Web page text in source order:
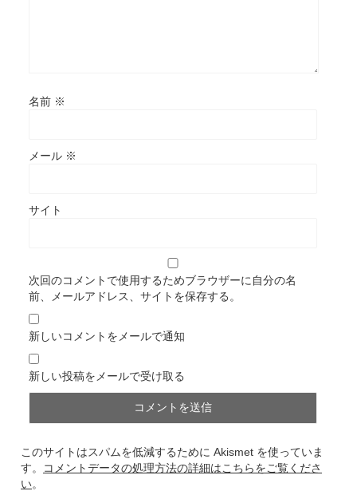
名前 ※
メール ※
サイト
次回のコメントで使用するためブラウザーに自分の名
前、メールアドレス、サイトを保存する。
新しいコメントをメールで通知
新しい投稿をメールで受け取る
このサイトはスパムを低減するために Akismet を使っていま
す。
コメントデータの処理方法の詳細はこちらをご覧くださ
い。